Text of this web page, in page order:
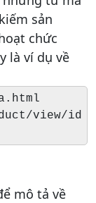
sản
chức
là ví dụ về
view/id
mô tả về